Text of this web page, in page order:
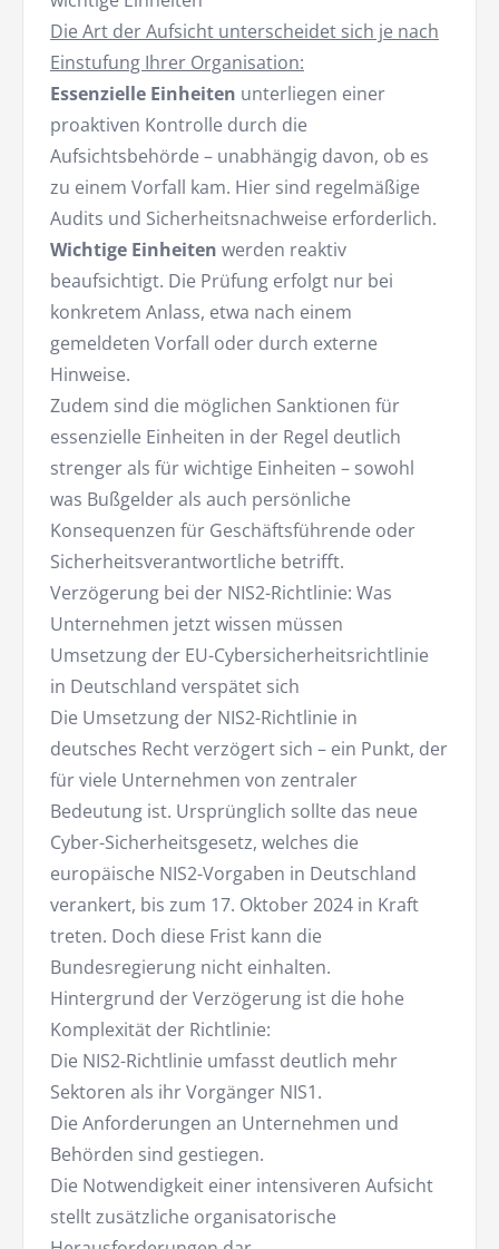
Die Art der Aufsicht unterscheidet sich je nach
Einstufung Ihrer Organisation:
Essenzielle Einheiten unterliegen einer
proaktiven Kontrolle durch die
Aufsichtsbehörde – unabhängig davon, ob es
zu einem Vorfall kam. Hier sind regelmäßige
Audits und Sicherheitsnachweise erforderlich.
Wichtige Einheiten werden reaktiv
beaufsichtigt. Die Prüfung erfolgt nur bei
konkretem Anlass, etwa nach einem
gemeldeten Vorfall oder durch externe
Hinweise.
Zudem sind die möglichen Sanktionen für
essenzielle Einheiten in der Regel deutlich
strenger als für wichtige Einheiten – sowohl
was Bußgelder als auch persönliche
Konsequenzen für Geschäftsführende oder
Sicherheitsverantwortliche betrifft.
Verzögerung bei der NIS2-Richtlinie: Was
Unternehmen jetzt wissen müssen
Umsetzung der EU-Cybersicherheitsrichtlinie
in Deutschland verspätet sich
Die Umsetzung der NIS2-Richtlinie in
deutsches Recht verzögert sich – ein Punkt, der
für viele Unternehmen von zentraler
Bedeutung ist. Ursprünglich sollte das neue
Cyber-Sicherheitsgesetz, welches die
europäische NIS2-Vorgaben in Deutschland
verankert, bis zum 17. Oktober 2024 in Kraft
treten. Doch diese Frist kann die
Bundesregierung nicht einhalten.
Hintergrund der Verzögerung ist die hohe
Komplexität der Richtlinie:
Die NIS2-Richtlinie umfasst deutlich mehr
Sektoren als ihr Vorgänger NIS1.
Die Anforderungen an Unternehmen und
Behörden sind gestiegen.
Die Notwendigkeit einer intensiveren Aufsicht
stellt zusätzliche organisatorische